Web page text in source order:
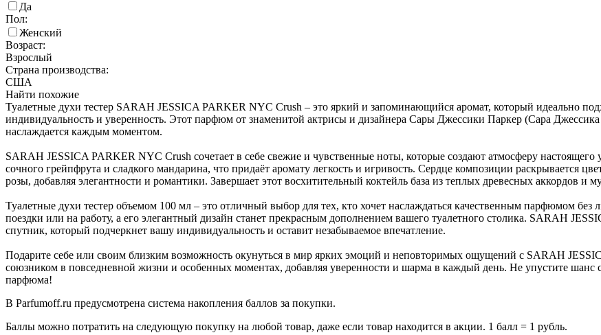
Да
Пол:
Женский
Возраст:
Взрослый
Страна производства:
США
Найти похожие
Туалетные духи тестер SARAH JESSICA PARKER NYC Crush – это яркий и запоминающийся аромат, который идеально
индивидуальность и уверенность. Этот парфюм от знаменитой актрисы и дизайнера Сары Джессики Паркер (Сара
наслаждается каждым моментом.
SARAH JESSICA PARKER NYC Crush сочетает в себе свежие и чувственные ноты, которые создают атмосферу
сочного грейпфрута и сладкого мандарина, что придаёт аромату легкость и игривость. Сердце композиции раскрывается
розы, добавляя элегантности и романтики. Завершает этот восхитительный коктейль база из теплых древесных аккордов и
Туалетные духи тестер объемом 100 мл – это отличный выбор для тех, кто хочет наслаждаться качественным парфюмом без
поездки или на работу, а его элегантный дизайн станет прекрасным дополнением вашего туалетного столика. SARAH
спутник, который подчеркнет вашу индивидуальность и оставит незабываемое впечатление.
Подарите себе или своим близким возможность окунуться в мир ярких эмоций и неповторимых ощущений с SARAH
союзником в повседневной жизни и особенных моментах, добавляя уверенности и шарма в каждый день. Не упустите шанс
парфюма!
В Parfumoff.ru предусмотрена система накопления баллов за покупки.
Баллы можно потратить на следующую покупку на любой товар, даже если товар находится в акции. 1 балл = 1 рубль.